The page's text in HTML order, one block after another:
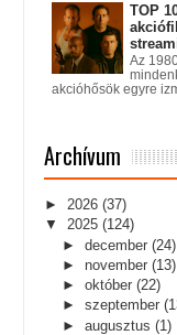
TOP
Az
akcióhősök egyre
Archívum
► 2026 (37)
▼ 2025 (124)
► december (24)
► november (13)
► október (22)
► szeptember
► augusztus (1)